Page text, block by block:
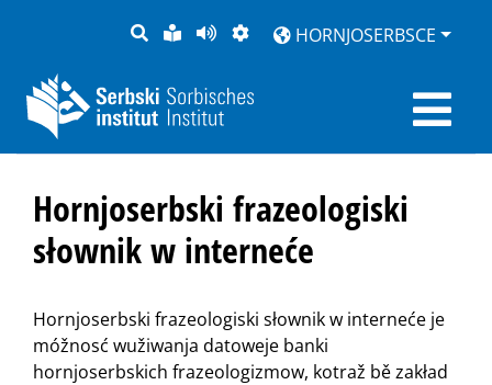
PYTANJE
LOCHKA
RĚČ
STRONU
PŘEDČITAĆ
ZWOBRAZNJENJE
HORNJOSERBSCE
Hornjoserbski frazeologiski
słownik w interneće
Hornjoserbski frazeologiski słownik w interneće je
móžnosć wužiwanja datoweje banki
hornjoserbskich frazeologizmow, kotraž bě zakład